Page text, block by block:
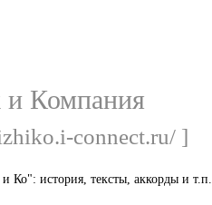
Компания
connect.ru/ ]
история, тексты, аккорды и т.п.